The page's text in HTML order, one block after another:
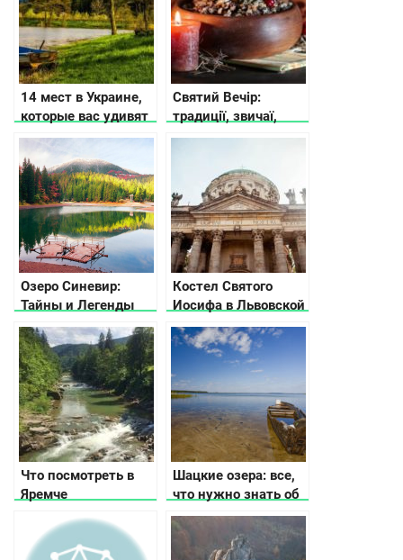
14 мест в Украине,
которые вас удивят
Святий Вечір:
традиції, звичаї,
прикмети
Озеро Синевир:
Тайны и Легенды
Костел Святого
Иосифа в Львовской
области
Что посмотреть в
Яремче
Шацкие озера: все,
что нужно знать об
отдыхе здесь